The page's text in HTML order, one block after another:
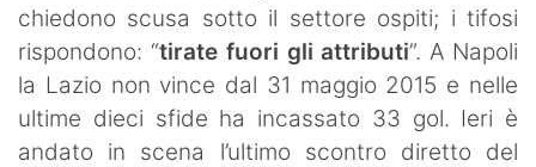
chiedono scusa sotto il settore ospiti; i tifosi
rispondono: “tirate fuori gli attributi”. A Napoli
la Lazio non vince dal 31 maggio 2015 e nelle
ultime dieci sfide ha incassato 33 gol. Ieri è
andato in scena l’ultimo scontro diretto del